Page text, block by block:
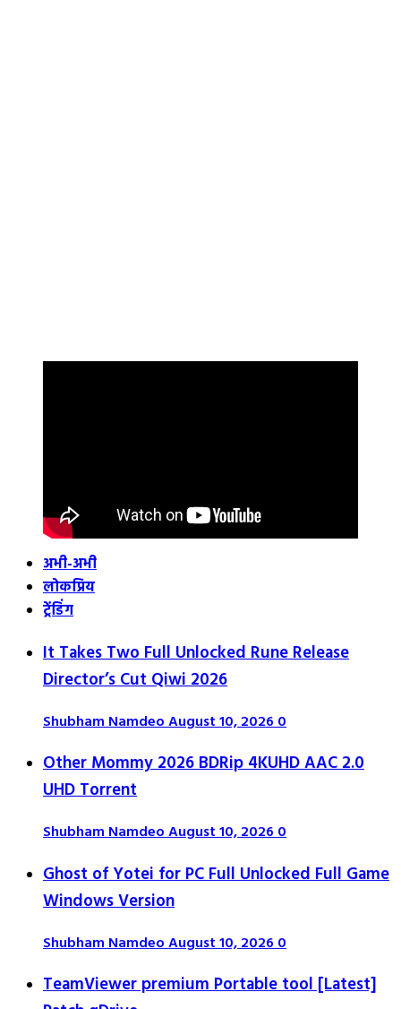
अभी-अभी
लोकप्रिय
ट्रेंडिंग
It Takes Two Full Unlocked Rune Release
Director’s Cut Qiwi 2026
Shubham NamdeoAugust 10, 20260
Other Mommy 2026 BDRip 4KUHD AAC 2.0
UHD Torrent
Shubham NamdeoAugust 10, 20260
Ghost of Yotei for PC Full Unlocked Full Game
Windows Version
Shubham NamdeoAugust 10, 20260
TeamViewer premium Portable tool [Latest]